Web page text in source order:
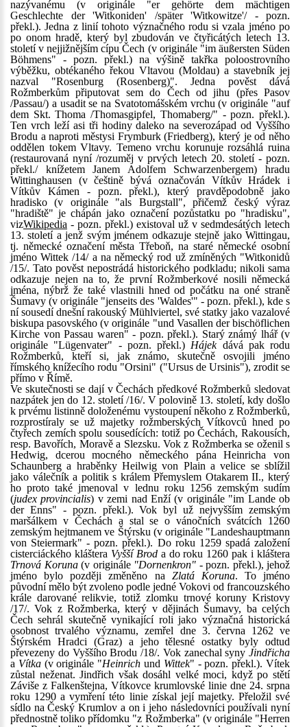
nazývanému (v originále "er gehörte dem mächtigen
Geschlechte der 'Witkoniden' /später 'Witkowitze'/ - pozn.
překl.). Jedna z linií tohoto význačného rodu si vzala jméno po
po onom hradě, který byl zbudován ve čtyřicátých letech 13.
století v nejjižnějším cípu Čech (v originále "im äußersten Süden
Böhmens" - pozn. překl.) na výšině takřka poloostrovního
výběžku, obtékaného řekou Vltavou (Moldau) a stavebník jej
nazval "Rosenburg (Rosenberg)". Jedna pověst dává
Rožmberkům připutovat sem do Čech od jihu (přes Pasov
/Passau/) a usadit se na Svatotomášském vrchu (v originále "auf
dem Skt. Thoma /Thomasgipfel, Thomaberg/" - pozn. překl.).
Ten vrch leží asi tři hodiny daleko na severozápad od Vyššího
Brodu a naproti městysi Frymburk (Friedberg), který je od něho
oddělen tokem Vltavy. Temeno vrchu korunuje rozsáhlá ruina
(restaurovaná nyní /rozuměj v prvých letech 20. století - pozn.
překl./ knížetem Janem Adolfem Schwarzenbergem) hradu
Wittinghausen (v češtině bývá označován Vítkův Hrádek i
Vítkův Kámen - pozn. překl.), který pravděpodobně jako
hradisko (v originále "als Burgstall", přičemž český výraz
"hradiště" je chápán jako označení pozůstatku po "hradisku",
vizWikipedia - pozn. překl.) existoval už v sedmdesátých letech
13. století a jenž svým jménem odkazuje stejně jako Wittingau,
tj. německé označení města Třeboň, na staré německé osobní
jméno Wittek /14/ a na německý rod už zmíněných "Witkonidů
/15/. Tato pověst nepostrádá historického podkladu; nikoli sama
odkazuje nejen na to, že první Rožmberkové nosili německá
jména, nýbrž že také vlastnili hned od počátku na oné straně
Šumavy (v originále "jenseits des 'Waldes'" - pozn. překl.), kde s
ní sousedí dnešní rakouský Mühlviertel, své statky jako vazalové
biskupa pasovského (v originále "und Vasallen der bischöflichen
Kirche von Passau waren" - pozn. překl.). Starý známý lhář (v
originále "Lügenvater" - pozn. překl.) Hájekdává pak rodu
Rožmberků, kteří si, jak známo, skutečně osvojili jméno
římského knížecího rodu "Orsini" ("Ursus de Ursinis"), zrodit se
přímo v Římě.
Ve skutečnosti se dají v Čechách předkové Rožmberků sledovat
nazpátek jen do 12. století /16/. V polovině 13. století, kdy došlo
k prvému listinně doloženému vystoupení někoho z Rožmberků,
rozprostíraly se už majetky rožmberských Vítkovců hned po
čtyřech zemích spolu sousedících: totiž po Čechách, Rakousích,
resp. Bavořích, Moravě a Slezsku. Vok z Rožmberka se oženil s
Hedwig, dcerou mocného německého pána Heinricha von
Schaunberg a hraběnky Heilwig von Plain a velice se sblížil
jako válečník a politik s králem Přemyslem Otakarem II., který
ho proto také jmenoval v lednu roku 1256 zemským sudím
(judex provincialis) v zemi nad Enží (v originále "im Lande ob
der Enns" - pozn. překl.). Vok byl už nejvyšším zemským
maršálkem v Čechách a stal se o vánočních svátcích 1260
zemským hejtmanem ve Štýrsku (v originále "Landeshauptmann
von Steiermark" - pozn. překl.). Do roku 1259 spadá založení
cisterciáckého kláštera Vyšší Broda do roku 1260 pak i kláštera
Trnová Koruna(v originále "Dornenkron" - pozn. překl.), jehož
jméno bylo později změněno na Zlatá Koruna. To jméno
původní mělo být zvoleno podle jedné Vokovi od francouzského
krále darované relikvie, totiž zlomku trnové koruny Kristovy
/17/. Vok z Rožmberka, který v dějinách Šumavy, ba celých
Čech sehrál skutečně vynikající roli jako význačná historická
osobnost trvalého významu, zemřel dne 3. června 1262 ve
Štýrském Hradci (Graz) a jeho tělesné ostatky byly odtud
převezeny do Vyššího Brodu /18/. Vok zanechal syny Jindřicha
a Vítka(v originále "Heinrich und Wittek" - pozn. překl.). Vítek
zůstal neženat. Jindřich však dosáhl velké moci, když po stětí
Záviše z Falkenštejna, Vítkovce krumlovské linie dne 24. srpna
roku 1290 a vymření této linie získal její majetky. Přeložil své
sídlo na Český Krumlov a on i jeho následovníci používali nyní
přednostně toliko přídomku "z Rožmberka" (v originále "Herren